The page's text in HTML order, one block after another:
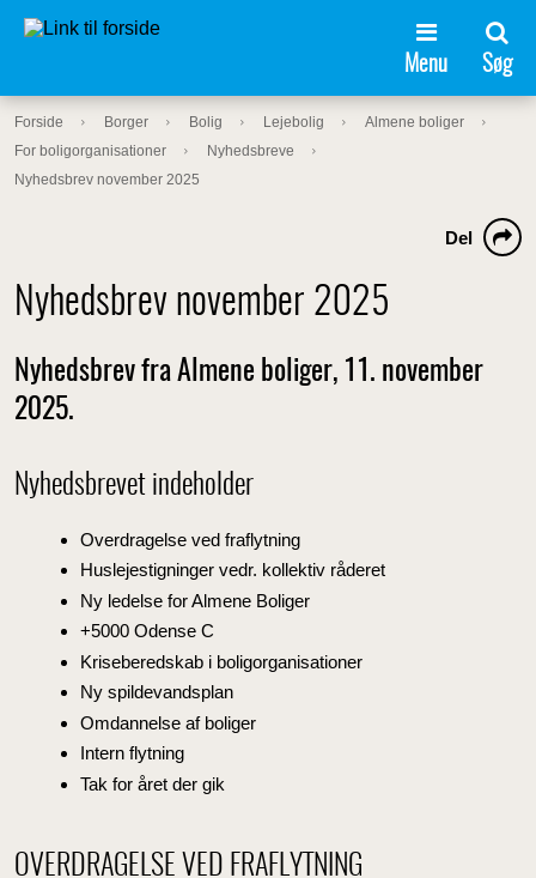
Menu Søg
Forside Borger Bolig Lejebolig
Almene boliger
For boligorganisationer
Nyhedsbreve
Nyhedsbrev november 2025
Nyhedsbrev november 2025
Del
Nyhedsbrev fra Almene boliger, 11. november
2025.
Nyhedsbrevet indeholder
Overdragelse ved fraflytning
Huslejestigninger vedr. kollektiv råderet
Ny ledelse for Almene Boliger
+5000 Odense C
Kriseberedskab i boligorganisationer
Ny spildevandsplan
Omdannelse af boliger
Intern flytning
Tak for året der gik
OVERDRAGELSE VED FRAFLYTNING